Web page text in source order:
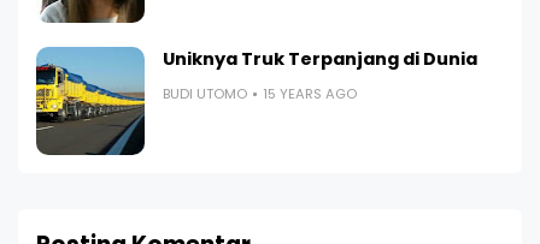
Uniknya Truk Terpanjang di Dunia
BUDI UTOMO 15 YEARS AGO